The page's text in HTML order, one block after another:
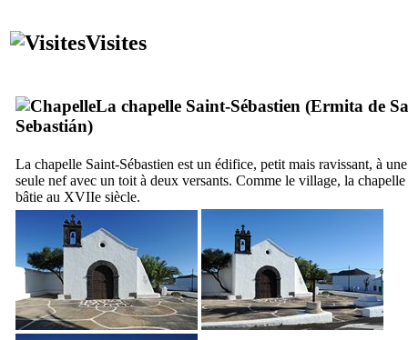
Visites
La chapelle Saint-Sébastien (Ermita de
Sebastián)
La chapelle Saint-Sébastien est un édifice, petit mais ravissant, à une
seule nef avec un toit à deux versants. Comme le village, la
bâtie au XVIIe siècle.